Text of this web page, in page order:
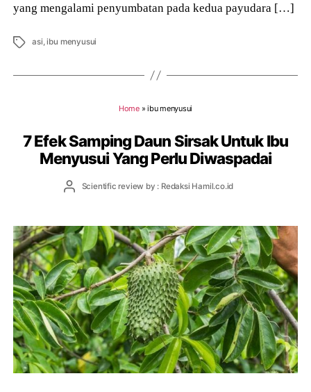
yang mengalami penyumbatan pada kedua payudara […]
Tags asi, ibu menyusui
Home»ibu menyusui
7 Efek Samping Daun Sirsak Untuk Ibu
Menyusui Yang Perlu Diwaspadai
PostScientific review by : Redaksi Hamil.co.id